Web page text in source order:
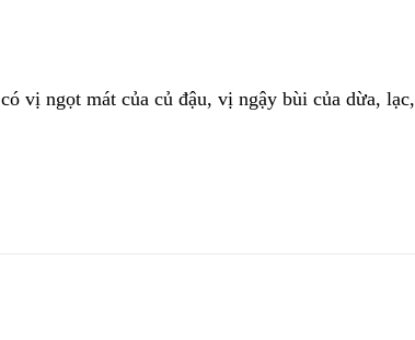
vị ngọt mát của củ đậu, vị ngậy bùi của dừa,